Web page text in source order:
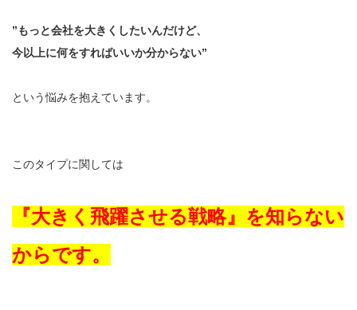
”もっと会社を大きくしたいんだけど、
今以上に何をすればいいか分からない”
という悩みを抱えています。
このタイプに関しては
『大きく飛躍させる戦略』を知らない
からです。